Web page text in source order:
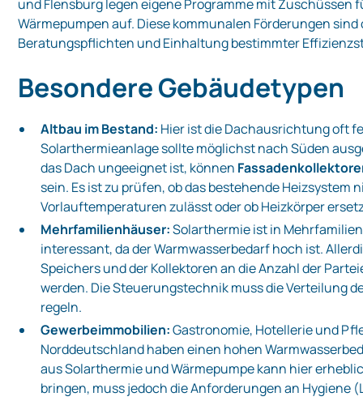
und Flensburg legen eigene Programme mit Zuschüssen
Wärmepumpen auf. Diese kommunalen Förderungen
Beratungspflichten und Einhaltung bestimmter
Besondere Gebäudetypen
Altbau im Bestand: Hier ist die Dachausrichtung oft
Solarthermieanlage sollte möglichst nach Süden
das Dach ungeeignet ist, können
sein. Es ist zu prüfen, ob das bestehende Heizsystem
Vorlauftemperaturen zulässt oder ob Heizkörper
Mehrfamilienhäuser:Solarthermie ist in
interessant, da der Warmwasserbedarf hoch ist.
Speichers und der Kollektoren an die Anzahl der
werden. Die Steuerungstechnik muss die Verteilung
regeln.
Gewerbeimmobilien:Gastronomie, Hotellerie und
Norddeutschland haben einen hohen
aus Solarthermie und Wärmepumpe kann hier
bringen, muss jedoch die Anforderungen an Hygiene